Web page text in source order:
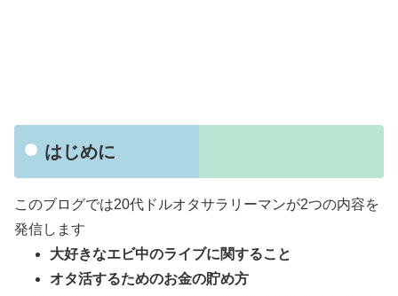
はじめに
このブログでは20代ドルオタサラリーマンが2つの内容を
発信します
大好きなエビ中のライブに関すること
オタ活するためのお金の貯め方